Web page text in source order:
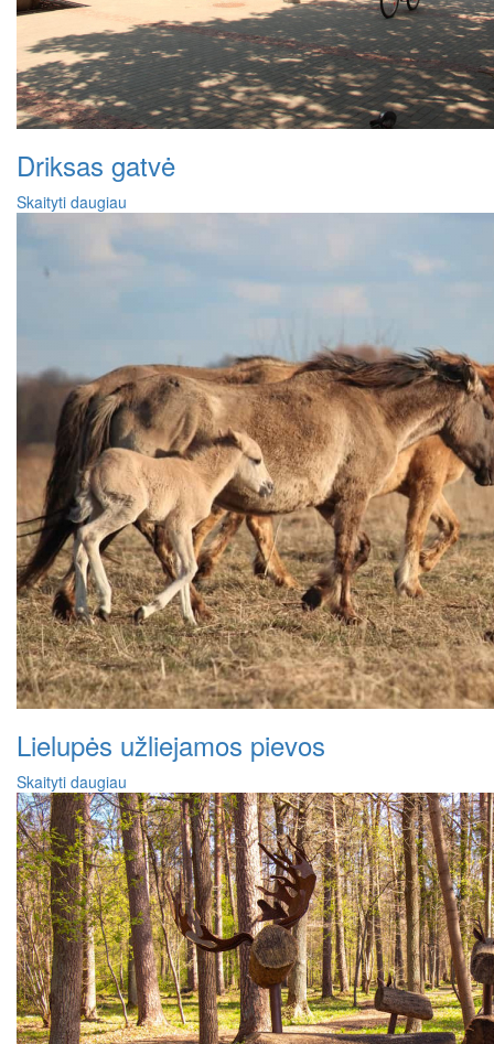
Driksas gatvė
Skaityti daugiau
Lielupės užliejamos pievos
Skaityti daugiau